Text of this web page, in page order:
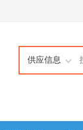
供应信息